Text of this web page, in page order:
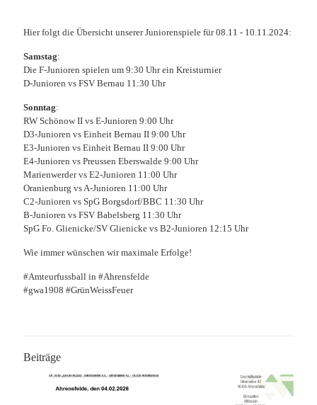
Hier folgt die Übersicht unserer Juniorenspiele für 08.11 - 10.11.2024:
Samstag:
Die F-Junioren spielen um 9:30 Uhr ein Kreisturnier
D-Junioren vs FSV Bernau 11:30 Uhr
Sonntag:
RW Schönow II vs E-Junioren 9:00 Uhr
D3-Junioren vs Einheit Bernau II 9:00 Uhr
E3-Junioren vs Einheit Bernau II 9:00 Uhr
E4-Junioren vs Preussen Eberswalde 9:00 Uhr
Marienwerder vs E2-Junioren 11:00 Uhr
Oranienburg vs A-Junioren 11:00 Uhr
C2-Junioren vs SpG Borgsdorf/BBC 11:30 Uhr
B-Junioren vs FSV Babelsberg 11:30 Uhr
SpG Fo. Glienicke/SV Glienicke vs B2-Junioren 12:15 Uhr
Wie immer wünschen wir maximale Erfolge!
#Amteurfussball in #Ahrensfelde
#gwa1908 #GrünWeissFeuer
Beiträge